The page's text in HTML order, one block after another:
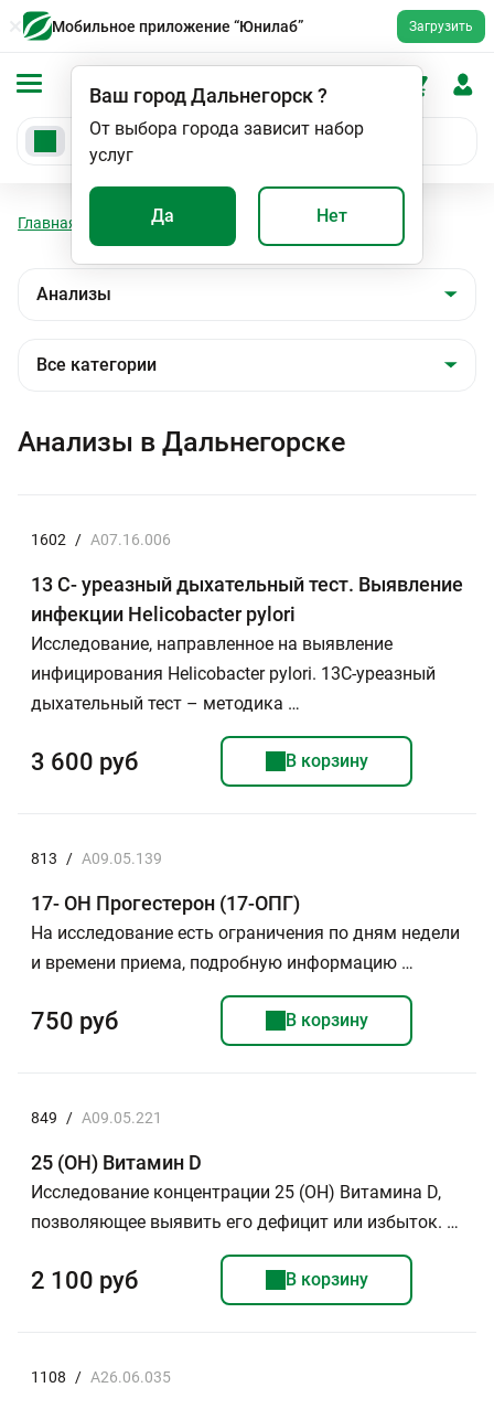
Мобильное приложение “Юнилаб” Загрузить
Ваш городДальнегорск?
От выбора города зависит набор
услуг
Да Нет
Главная Анализы
Анализы в Дальнегорске
1602 / A07.16.006
13 С- уреазный дыхательный тест. Выявление
инфекции Helicobacter pylori
Исследование, направленное на выявление
инфицирования Helicobacter pylori. 13С-уреазный
дыхательный тест – методика …
3 600 руб В корзину
813 / A09.05.139
17- ОН Прогестерон (17-ОПГ)
На исследование есть ограничения по дням недели
и времени приема, подробную информацию …
750 руб В корзину
849 / A09.05.221
25 (ОН) Витамин D
Исследование концентрации 25 (ОН) Витамина D,
позволяющее выявить его дефицит или избыток. …
2 100 руб В корзину
1108 / A26.06.035